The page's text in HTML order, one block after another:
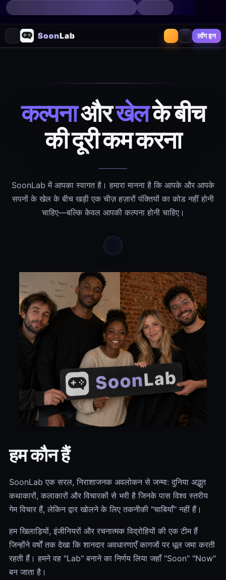
लॉग इन
कल्पनाऔरखेलके बीच
की दूरी कम करना
SoonLab में आपका स्वागत है। हमारा मानना है कि आपके और आपके
सपनों के खेल के बीच खड़ी एक चीज़ हज़ारों पंक्तियों का कोड नहीं होनी
चाहिए—बल्कि केवल आपकी कल्पना होनी चाहिए।
हम कौन हैं
SoonLab एक सरल, निराशाजनक अवलोकन से जन्मा: दुनिया अद्भुत
कथाकारों, कलाकारों और विचारकों से भरी है जिनके पास विश्व स्तरीय
गेम विचार हैं, लेकिन द्वार खोलने के लिए तकनीकी "चाबियाँ" नहीं हैं।
हम खिलाड़ियों, इंजीनियरों और रचनात्मक विद्रोहियों की एक टीम हैं
जिन्होंने वर्षों तक देखा कि शानदार अवधारणाएँ कागजों पर धूल जमा करती
रहती हैं। हमने वह "Lab" बनाने का निर्णय लिया जहाँ "Soon" "Now"
बन जाता है।